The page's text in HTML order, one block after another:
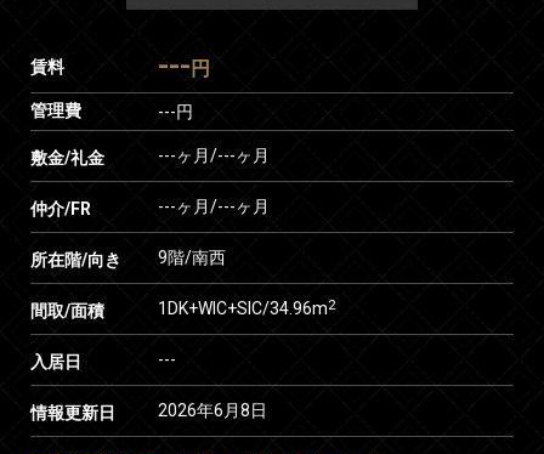
賃料 --- 円
管理費 ---円
敷金/礼金 ---ヶ月/---ヶ月
仲介/FR ---ヶ月/---ヶ月
所在階/向き 9階/南西
間取/面積 1DK+WIC+SIC/34.96m2
入居日 ---
情報更新日 2026年6月8日